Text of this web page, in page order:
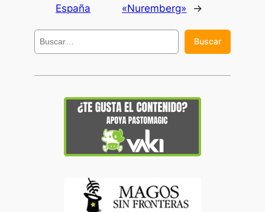
España
«Nuremberg»
→
B
c
Buscar